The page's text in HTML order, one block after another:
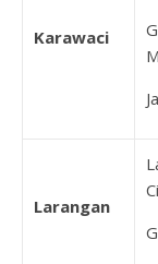
Karawaci
Larangan